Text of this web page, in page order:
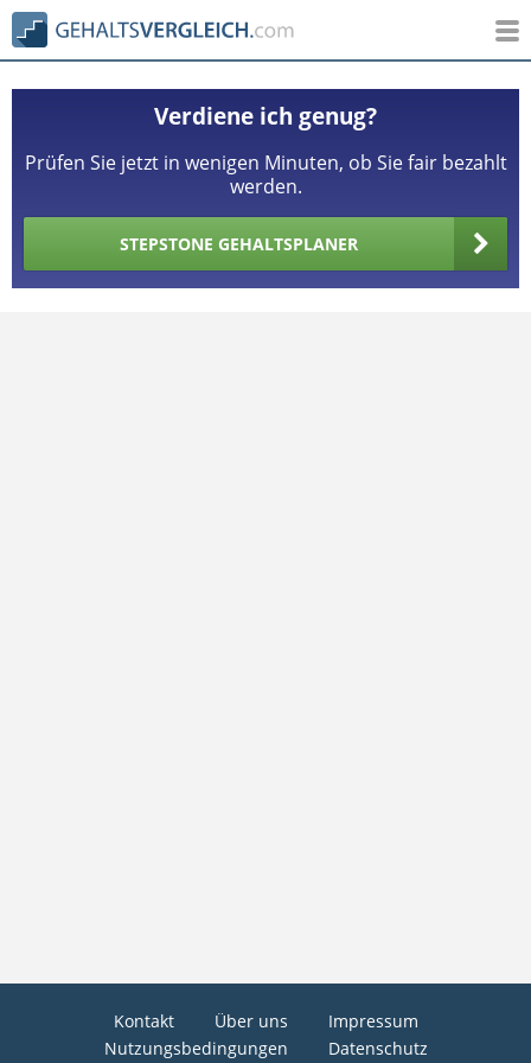
Verdiene ich genug?
Prüfen Sie jetzt in wenigen Minuten, ob Sie fair bezahlt
werden.
STEPSTONE GEHALTSPLANER
Kontakt Über uns
Impressum
Nutzungsbedingungen
Datenschutz